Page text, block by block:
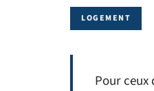
LOGEMENT
Pour